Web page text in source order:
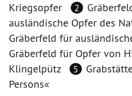
Kriegsopfer
2
ausländische Opfer des
Gräberfeld für
Gräberfeld für Opfer von
Klingelpütz
5
Persons«